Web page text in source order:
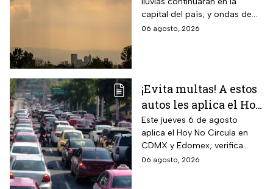
mexicano aumentará
las temperaturas este
jueves
capital del país; y ondas de
calor afectarán el norte de
06 agosto, 2026
¡Evita multas! A estos
autos les aplica el Hoy
No Circula durante
este jueves en CDMX
y partes del Edomex
Este jueves 6 de agosto
aplica el Hoy No Circula en
CDMX y Edomex; verifica
color de engomado, placas y
06 agosto, 2026